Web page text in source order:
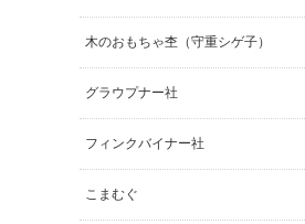
木のおもちゃ杢（守重シゲ子）
グラウプナー社
フィンクバイナー社
こまむぐ